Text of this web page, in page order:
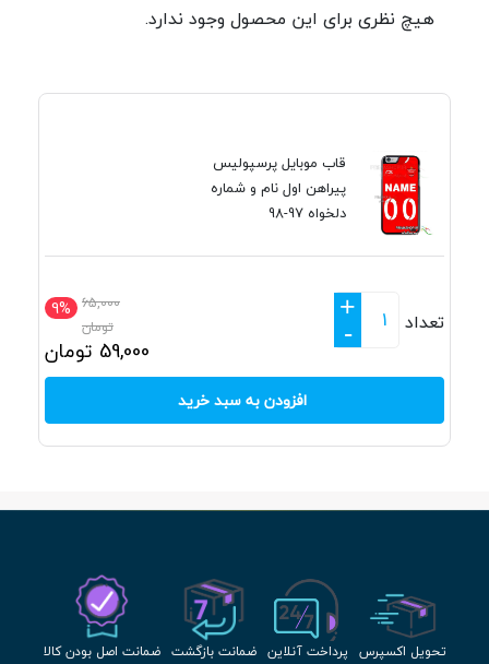
هیچ نظری برای این محصول وجود ندارد.
قاب موبایل پرسپولیس
پیراهن اول نام و شماره
دلخواه 97-98
9% 65,000
تومان
59,000 تومان
تعداد
+
-
افزودن به سبد خرید
تحویل اکسپرس پرداخت آنلاین ضمانت بازگشت ضمانت اصل بودن کالا